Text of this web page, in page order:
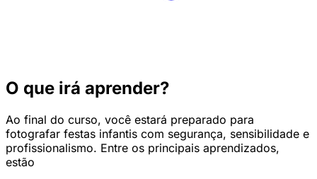
O que irá aprender?
Ao final do curso, você estará preparado para
fotografar festas infantis com segurança, sensibilidade e
profissionalismo. Entre os principais aprendizados,
estão